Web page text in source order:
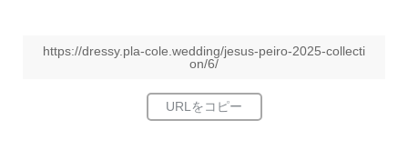
https://dressy.pla-cole.wedding/jesus-peiro-2025-collecti
on/6/